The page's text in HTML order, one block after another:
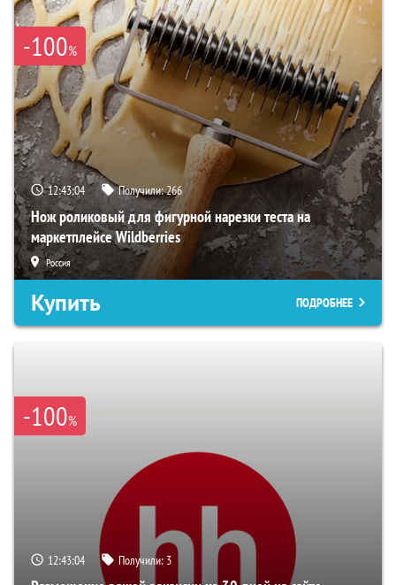
-100%
12:43:03 Получили:266
Нож роликовый для фигурной нарезки теста на
маркетплейсе Wildberries
Россия
Купить ПОДРОБНЕЕ
-100%
12:43:03 Получили: 3